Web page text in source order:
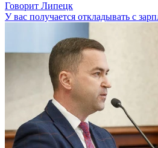
Говорит Липецк
У вас получается откладывать с